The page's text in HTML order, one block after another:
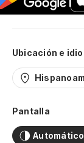
Ubicación e
Pantalla
Automático